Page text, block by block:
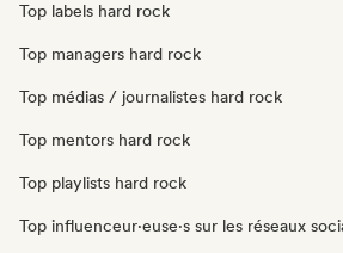
Top labels hard rock
Top managers hard rock
Top médias / journalistes hard rock
Top mentors hard rock
Top playlists hard rock
Top influenceur·euse·s sur les réseaux